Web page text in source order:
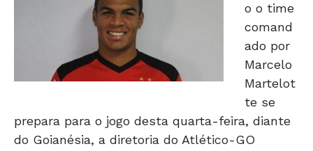
o o time
comand
ado por
Marcelo
Martelot
te se
prepara para o jogo desta quarta-feira, diante
do Goianésia, a diretoria do Atlético-GO